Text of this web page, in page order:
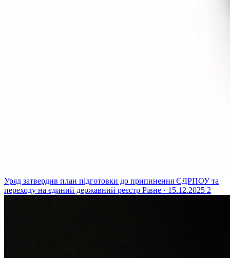
Уряд затвердив план підготовки до припинення ЄДРПОУ та
переходу на єдиний державний реєстр Рівне · 15.12.2025 2